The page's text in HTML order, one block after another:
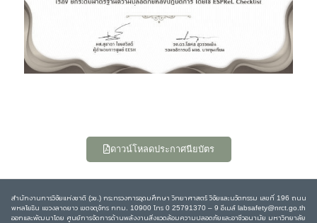
ดาวน์โหลดประกาศนียบัตร
สำนักงานการวิจัยแห่งชาติ (วช.) กระทรวงการอุดมศึกษา วิทยาศาสตร์ วิจัยและนวัตกรรม เลขที่ 196 ถนน
พหลโยธิน แขวงลาดยาว เขตจตุจักร กทม. 10900 โทร 0 25791370 – 9 อีเมล์ labsafety@nrct.go.th
ออกและพัฒนาโดย ศูนย์การจัดการด้านพลังงานสิ่งแวดล้อมความปลอดภัยและอาชีวอนามัย มหาวิทยาลัย